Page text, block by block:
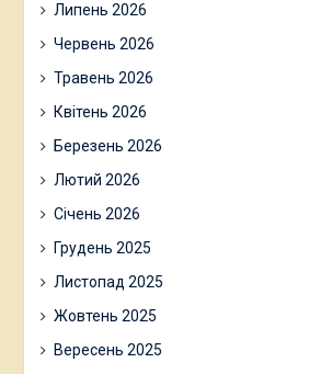
Липень 2026
Червень 2026
Травень 2026
Квітень 2026
Березень 2026
Лютий 2026
Січень 2026
Грудень 2025
Листопад 2025
Жовтень 2025
Вересень 2025